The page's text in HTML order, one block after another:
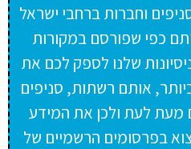
וחברות ברחבי ישראל
כפי שפורסם במקורות
שלנו לספק לכם את
אותם רשתות, סניפים
מעת לעת ולכן את המידע
בפרסומים הרשמיים של